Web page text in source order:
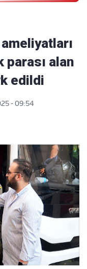
parası alan
edildi
- 09:54